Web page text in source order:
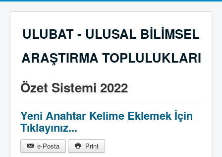
ULUBAT - ULUSAL BİLİMSEL
ARAŞTIRMA TOPLULUKLARI
Özet Sistemi 2022
Yeni Anahtar Kelime Eklemek İçin
Tıklayınız...
e-Posta Print